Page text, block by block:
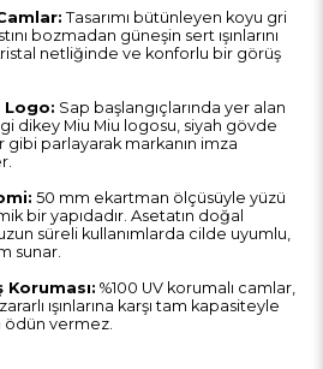
Tasarımı bütünleyen koyu gri
bozmadan güneşin sert ışınlarını
netliğinde ve konforlu bir görüş
Logo: Sap başlangıçlarında yer alan
dikey Miu Miu logosu, siyah gövde
parlayarak markanın imza
50 mm ekartman ölçüsüyle yüzü
bir yapıdadır. Asetatın doğal
uzun süreli kullanımlarda cilde uyumlu,
sunar.
Koruması: %100 UV korumalı camlar,
ışınlarına karşı tam kapasiteyle
ödün vermez.